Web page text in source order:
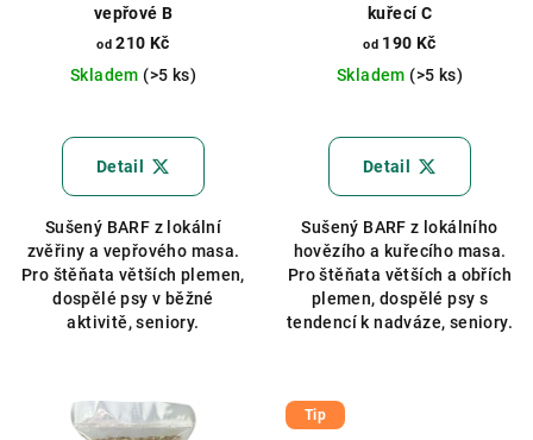
vepřové B
od 210 Kč
Skladem (>5 ks)
Detail
Sušený BARF z lokální
zvěřiny a vepřového masa.
Pro štěňata větších plemen,
dospělé psy v běžné
aktivitě, seniory.
kuřecí C
od 190 Kč
Skladem (>5 ks)
Detail
Sušený BARF z lokálního
hovězího a kuřecího masa.
Pro štěňata větších a obřích
plemen, dospělé psy s
tendencí k nadváze, seniory.
Tip